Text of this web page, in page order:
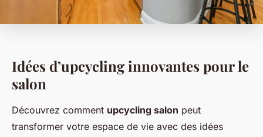
Idées d’upcycling innovantes pour le
salon
Découvrez comment upcycling salon peut
transformer votre espace de vie avec des idées